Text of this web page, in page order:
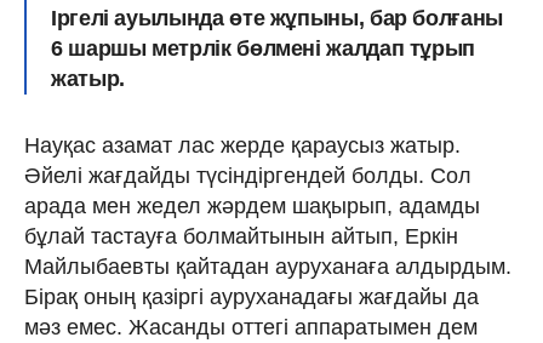
Іргелі ауылында өте жұпыны, бар болғаны
6 шаршы метрлік бөлмені жалдап тұрып
жатыр.
Науқас азамат лас жерде қараусыз жатыр.
Әйелі жағдайды түсіндіргендей болды. Сол
арада мен жедел жәрдем шақырып, адамды
бұлай тастауға болмайтынын айтып, Еркін
Майлыбаевты қайтадан ауруханаға алдырдым.
Бірақ оның қазіргі ауруханадағы жағдайы да
мәз емес. Жасанды оттегі аппаратымен дем